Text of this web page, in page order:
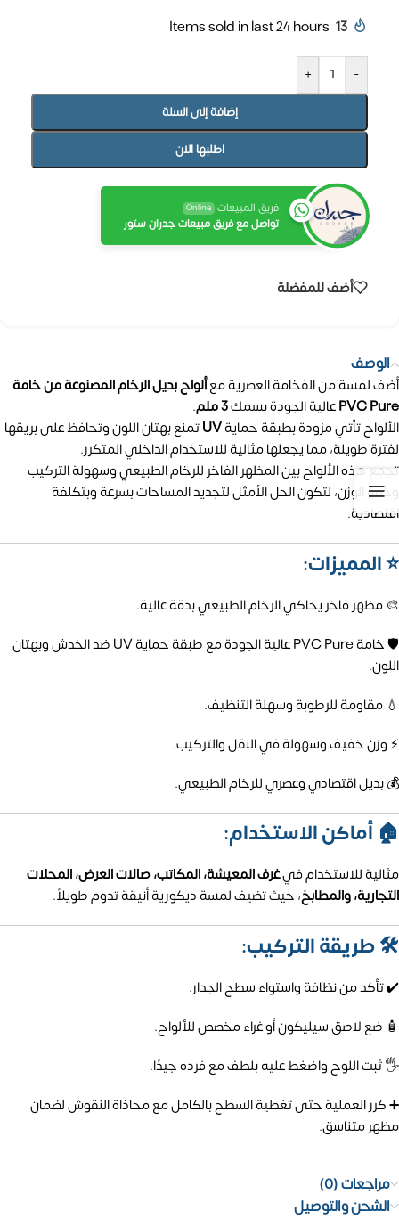
13
Items sold in last 24 hours
-
+
إضافة إلى السلة
اطلبها الان
فريق المبيعات Online
تواصل مع فريق مبيعات جدران ستور
أضف للمفضلة
الوصف
أضف لمسة من الفخامة العصرية معألواح بديل الرخام المصنوعة من خامة
PVC Pureعالية الجودة بسمك3 ملم
.
الألواح تأتي مزودة بطبقة حمايةUVتمنع بهتان اللون وتحافظ على بريقها
لفترة طويلة، مما يجعلها مثالية للاستخدام الداخلي المتكرر.
تجمع هذه الألواح بين المظهر الفاخر للرخام الطبيعي وسهولة التركيب
وخفة الوزن، لتكون الحل الأمثل لتجديد المساحات بسرعة وبتكلفة
اقتصادية.
⭐ المميزات:
🎨 مظهر فاخر يحاكي الرخام الطبيعي بدقة عالية.
🛡️ خامة PVC Pure عالية الجودة مع طبقة حماية UV ضد الخدش وبهتان
اللون.
💧 مقاومة للرطوبة وسهلة التنظيف.
⚡ وزن خفيف وسهولة في النقل والتركيب.
💰 بديل اقتصادي وعصري للرخام الطبيعي.
🏠 أماكن الاستخدام:
مثالية للاستخدام فيغرف المعيشة، المكاتب، صالات العرض، المحلات
التجارية، والمطابخ، حيث تضيف لمسة ديكورية أنيقة تدوم طويلاً.
🛠️ طريقة التركيب:
✔️ تأكد من نظافة واستواء سطح الجدار.
🧴 ضع لاصق سيليكون أو غراء مخصص للألواح.
🖐️ ثبت اللوح واضغط عليه بلطف مع فرده جيدًا.
➕ كرر العملية حتى تغطية السطح بالكامل مع محاذاة النقوش لضمان
مظهر متناسق.
مراجعات (0)
الشحن والتوصيل